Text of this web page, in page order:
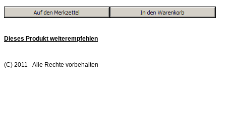
Dieses Produkt weiterempfehlen
(C) 2011 - Alle Rechte vorbehalten